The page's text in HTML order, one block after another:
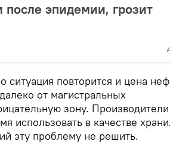
эпидемии, грозит
ситуация повторится и цена
от магистральных
зону.
использовать в качестве
эту проблему не решить.